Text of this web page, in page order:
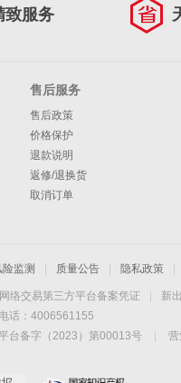
致服务
售后服务
售后政策
价格保护
退款说明
返修/退换货
取消订单
险监测 质量公告 隐私政策
络交易第三方平台备案凭证
新
话：4006561155
台备字（2023）第00013号 营